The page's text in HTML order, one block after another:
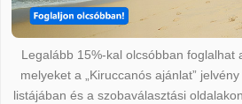
Legalább 15%-kal olcsóbban foglalhat
melyeket a „Kiruccanós ajánlat”
listájában és a szobaválasztási